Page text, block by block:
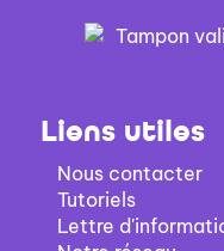
Liens utiles
Nous contacter
Tutoriels
Lettre